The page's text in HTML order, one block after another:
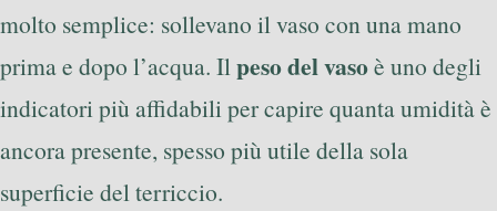
molto semplice: sollevano il vaso con una mano
prima e dopo l’acqua. Ilpeso del vasoè uno degli
indicatori più affidabili per capire quanta umidità è
ancora presente, spesso più utile della sola
superficie del terriccio.